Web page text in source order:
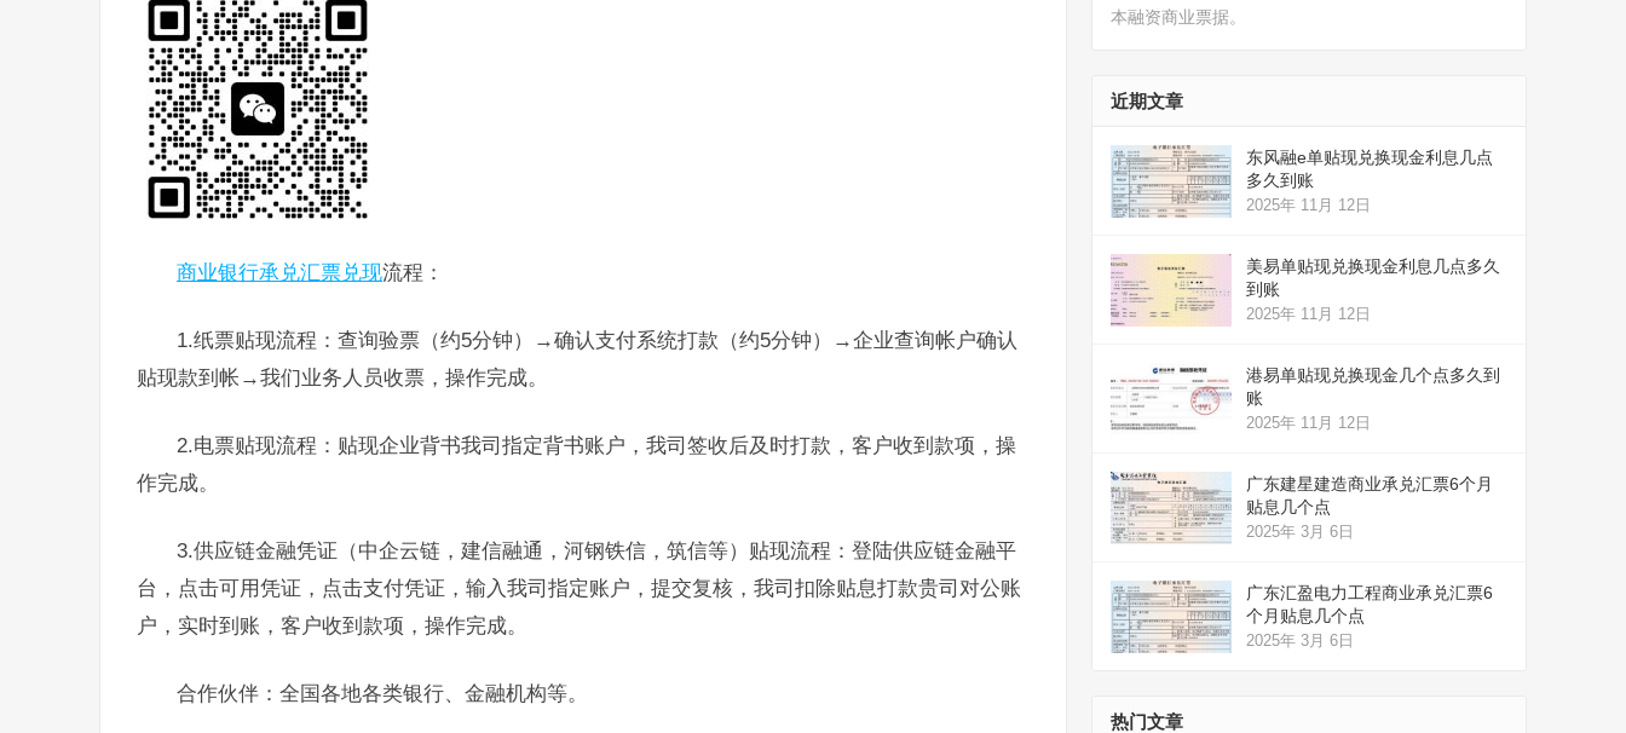
商业银行承兑汇票兑现流程：
1.纸票贴现流程：查询验票（约5分钟）→确认支付系统打款（约5分钟）→企业查询帐户确认
贴现款到帐→我们业务人员收票，操作完成。
2.电票贴现流程：贴现企业背书我司指定背书账户，我司签收后及时打款，客户收到款项，操
作完成。
3.供应链金融凭证（中企云链，建信融通，河钢铁信，筑信等）贴现流程：登陆供应链金融平
台，点击可用凭证，点击支付凭证，输入我司指定账户，提交复核，我司扣除贴息打款贵司对公账
户，实时到账，客户收到款项，操作完成。
合作伙伴：全国各地各类银行、金融机构等。
本融资商业票据。
近期文章
东风融e单贴现兑换现金利息几点
多久到账
2025年 11月 12日
美易单贴现兑换现金利息几点多久
到账
2025年 11月 12日
港易单贴现兑换现金几个点多久到
账
2025年 11月 12日
广东建星建造商业承兑汇票6个月
贴息几个点
2025年 3月 6日
广东汇盈电力工程商业承兑汇票6
个月贴息几个点
2025年 3月 6日
热门文章